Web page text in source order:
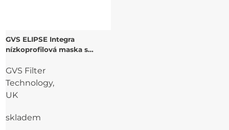
GVS ELIPSE Integra
nízkoprofilová maska s
kombinaci plyn & prach vč.
příslušenství
GVS Filter
Technology,
UK
skladem